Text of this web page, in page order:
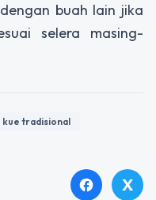
buah lain jika
selera masing-
kue tradisional
facebook X